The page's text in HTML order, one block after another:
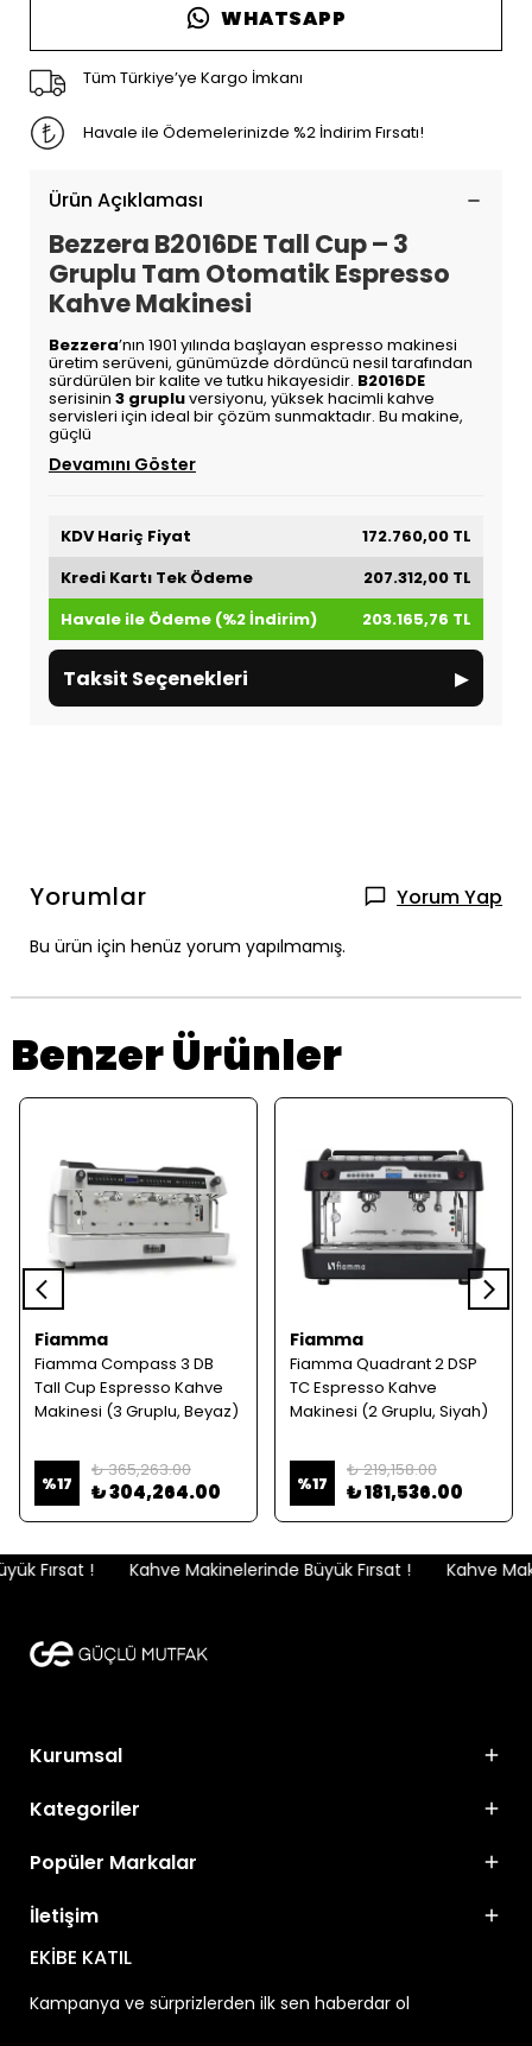
WHATSAPP
Tüm Türkiye’ye Kargo İmkanı
Havale ile Ödemelerinizde %2 İndirim Fırsatı!
Ürün Açıklaması
Bezzera B2016DE Tall Cup – 3
Gruplu Tam Otomatik Espresso
Kahve Makinesi
Bezzera’nın 1901 yılında başlayan espresso makinesi
üretim serüveni, günümüzde dördüncü nesil tarafından
sürdürülen bir kalite ve tutku hikayesidir. B2016DE
serisinin 3 grupluversiyonu, yüksek hacimli kahve
servisleri için ideal bir çözüm sunmaktadır. Bu makine,
güçlü
Devamını Göster
KDV Hariç Fiyat
172.760,00 TL
Kredi Kartı Tek Ödeme
207.312,00 TL
Havale ile Ödeme (%2 İndirim)
203.165,76 TL
Taksit Seçenekleri ▸
Yorumlar Yorum Yap
Bu ürün için henüz yorum yapılmamış.
Benzer Ürünler
Fiamma
Fiamma Compass 3 DB
Tall Cup Espresso Kahve
Makinesi (3 Gruplu, Beyaz)
%17
₺ 365,263.00
₺ 304,264.00
Fiamma
Fiamma Quadrant 2 DSP
TC Espresso Kahve
Makinesi (2 Gruplu, Siyah)
%17
₺ 219,158.00
₺ 181,536.00
Fırsat ! Kahve Makinelerinde Büyük Fırsat ! Kahve
Kurumsal
Kategoriler
Popüler Markalar
İletişim
EKİBE KATIL
Kampanya ve sürprizlerden ilk sen haberdar ol